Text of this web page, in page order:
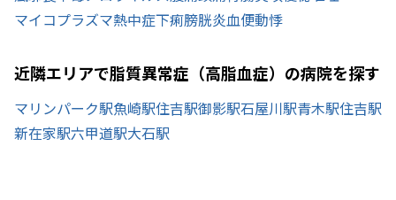
マイコプラズマ熱中症下痢膀胱炎血便動悸
近隣エリアで脂質異常症（高脂血症）の病院を探す
マリンパーク駅魚崎駅住吉駅御影駅石屋川駅青木駅住吉駅
新在家駅六甲道駅大石駅